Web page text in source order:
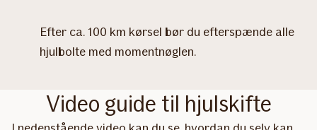
Efter ca. 100 km kørsel bør du efterspænde alle
hjulbolte med momentnøglen.
Video guide til hjulskifte